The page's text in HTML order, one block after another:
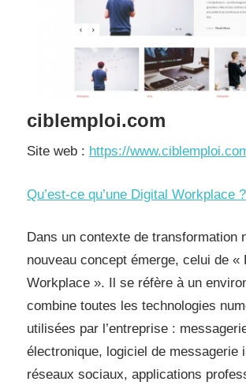
ciblemploi.com
Site web : https://
Qu’est-ce qu’une Digital Workplace ?
Dans un contexte de transformation
nouveau concept émerge, celui de «
Workplace ». Il se réfère à un
combine toutes les technologies
utilisées par l’entreprise :
électronique, logiciel de messagerie
réseaux sociaux, applications